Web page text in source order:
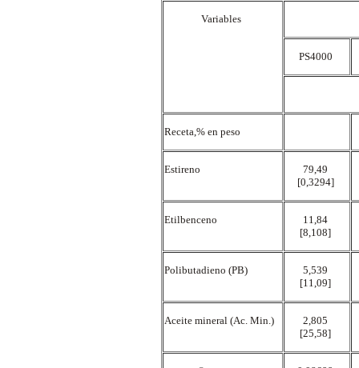
Variables
PS4000
Receta,% en peso
Estireno
79,49
[0,3294]
Etilbenceno
11,84
[8,108]
Polibutadieno (PB)
5,539
[11,09]
Aceite mineral (Ac. Min.)
2,805
[25,58]